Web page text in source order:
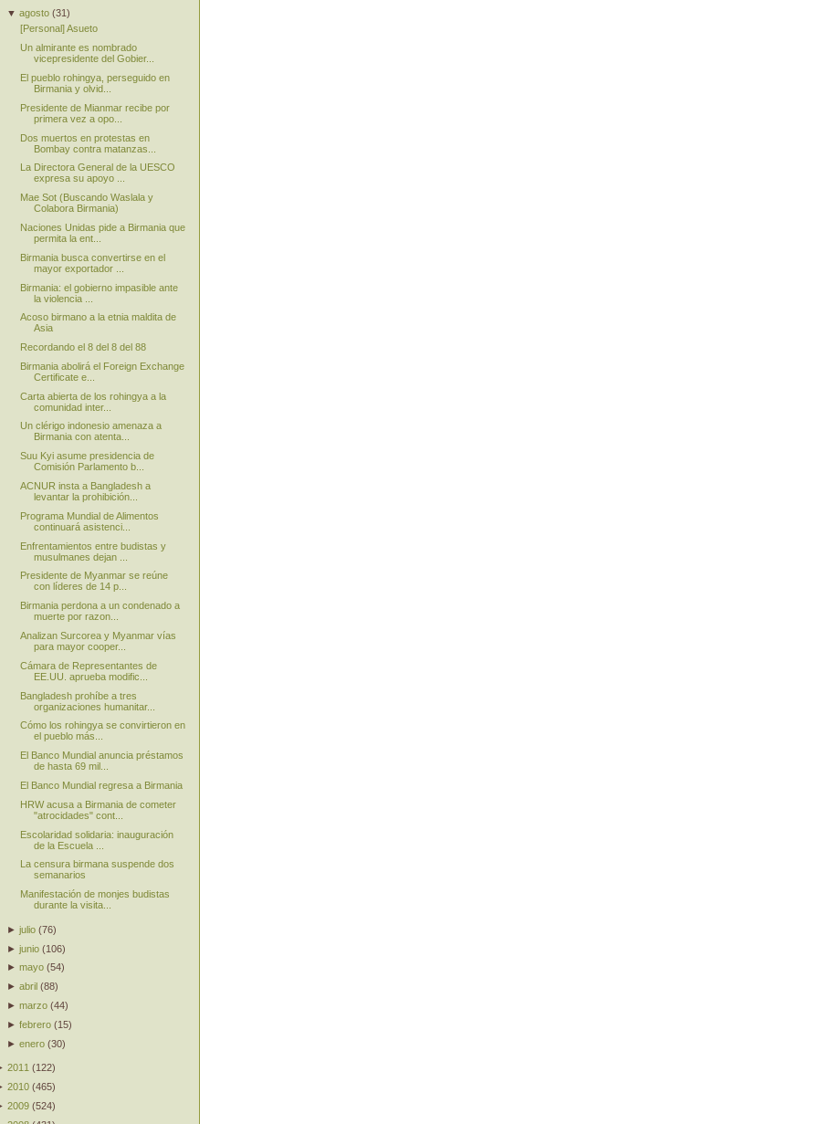
▼agosto (31)
[Personal] Asueto
Un almirante es nombrado
vicepresidente del Gobier...
El pueblo rohingya, perseguido en
Birmania y olvid...
Presidente de Mianmar recibe por
primera vez a opo...
Dos muertos en protestas en
Bombay contra matanzas...
La Directora General de la UESCO
expresa su apoyo ...
Mae Sot (Buscando Waslala y
Colabora Birmania)
Naciones Unidas pide a Birmania que
permita la ent...
Birmania busca convertirse en el
mayor exportador ...
Birmania: el gobierno impasible ante
la violencia ...
Acoso birmano a la etnia maldita de
Asia
Recordando el 8 del 8 del 88
Birmania abolirá el Foreign Exchange
Certificate e...
Carta abierta de los rohingya a la
comunidad inter...
Un clérigo indonesio amenaza a
Birmania con atenta...
Suu Kyi asume presidencia de
Comisión Parlamento b...
ACNUR insta a Bangladesh a
levantar la prohibición...
Programa Mundial de Alimentos
continuará asistenci...
Enfrentamientos entre budistas y
musulmanes dejan ...
Presidente de Myanmar se reúne
con líderes de 14 p...
Birmania perdona a un condenado a
muerte por razon...
Analizan Surcorea y Myanmar vías
para mayor cooper...
Cámara de Representantes de
EE.UU. aprueba modific...
Bangladesh prohíbe a tres
organizaciones humanitar...
Cómo los rohingya se convirtieron en
el pueblo más...
El Banco Mundial anuncia préstamos
de hasta 69 mil...
El Banco Mundial regresa a Birmania
HRW acusa a Birmania de cometer
"atrocidades" cont...
Escolaridad solidaria: inauguración
de la Escuela ...
La censura birmana suspende dos
semanarios
Manifestación de monjes budistas
durante la visita...
►julio (76)
►junio (106)
►mayo (54)
►abril (88)
►marzo (44)
►febrero (15)
►enero (30)
2011 (122)
2010 (465)
2009 (524)